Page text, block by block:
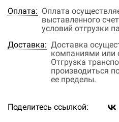
Оплата: Оплата
выставленного
условий отгрузки
Доставка: Доставка
компаниями или
Отгрузка
производиться
ее пределы.
Поделитесь ссылкой: